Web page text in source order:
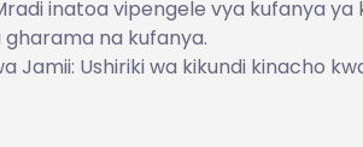
inatoa vipengele vya kufanya ya
gharama na kufanya.
Jamii: Ushiriki wa kikundi kinacho